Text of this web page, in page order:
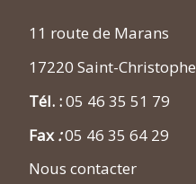
11 route de Marans
17220 Saint-Christophe
Tél. :05 46 35 51 79
Fax :05 46 35 64 29
Nous contacter